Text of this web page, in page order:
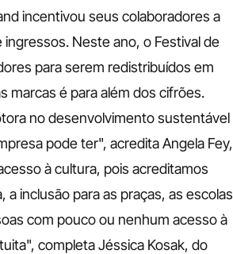
incentivou seus colaboradores a
Neste ano, o Festival de
para serem redistribuídos em
marcas é para além dos cifrões.
no desenvolvimento sustentável
pode ter", acredita Angela Fey,
à cultura, pois acreditamos
a inclusão para as praças, as escolas
com pouco ou nenhum acesso à
completa Jéssica Kosak, do